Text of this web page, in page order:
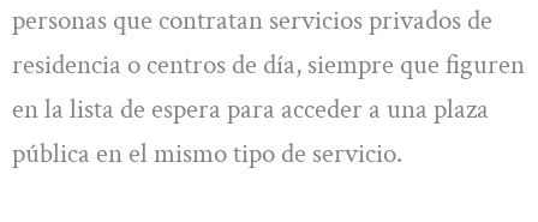
personas que contratan servicios privados de
residencia o centros de día, siempre que figuren
en la lista de espera para acceder a una plaza
pública en el mismo tipo de servicio.